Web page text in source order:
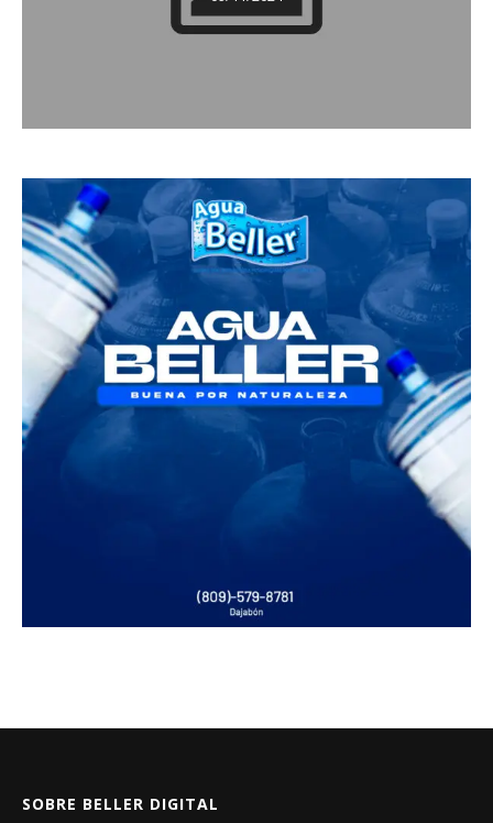
SOBRE BELLER DIGITAL